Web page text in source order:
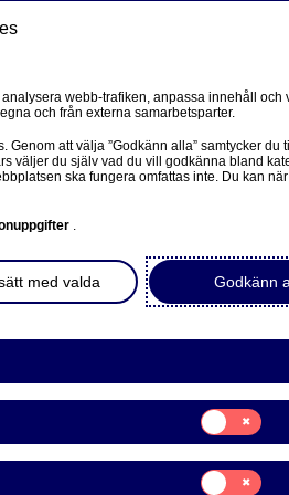
Nyheter & insikter
webb-trafiken, anpassa innehåll och
och från externa samarbetsparter.
Genom att välja ”Godkänn alla” samtycker du
väljer du själv vad du vill godkänna bland
ska fungera omfattas inte. Du kan
.
Godkänn
med valda
Samtycke
för:
Statistik
Samtycke